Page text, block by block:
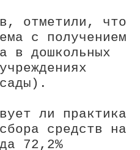
отметили, что
с получением
в дошкольных
ли практика
средств на
72,2%